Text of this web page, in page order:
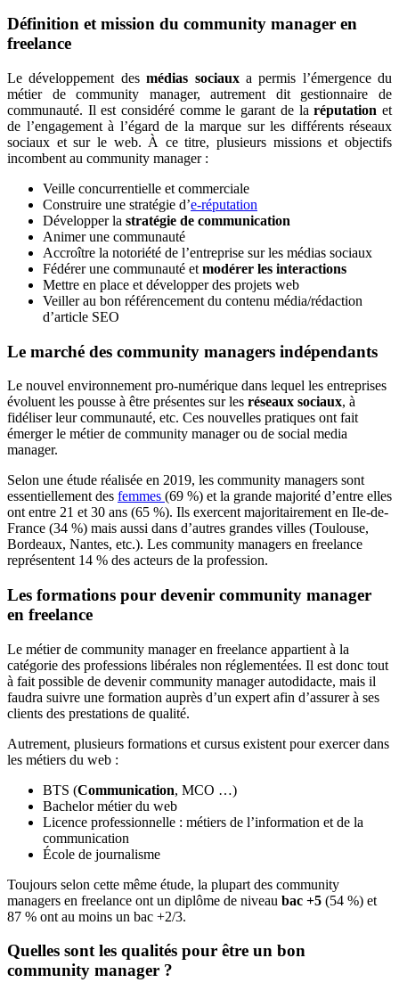
Définition et mission du community manager en
freelance
Le développement desmédias sociauxa permis l’émergence du
métier de community manager, autrement dit gestionnaire de
communauté. Il est considéré comme le garant de laréputation et
de l’engagement à l’égard de la marque sur les différents réseaux
sociaux et sur le web. À ce titre, plusieurs missions et objectifs
incombent au community manager :
Veille concurrentielle et commerciale
Construire une stratégie d’e-réputation
Développer la stratégie de communication
Animer une communauté
Accroître la notoriété de l’entreprise sur les médias sociaux
Fédérer une communauté et modérer les interactions
Mettre en place et développer des projets web
Veiller au bon référencement du contenu média/rédaction
d’article SEO
Le marché des community managers indépendants
Le nouvel environnement pro-numérique dans lequel les entreprises
évoluent les pousse à être présentes sur les réseaux sociaux, à
fidéliser leur communauté, etc. Ces nouvelles pratiques ont fait
émerger le métier de community manager ou de social media
manager.
Selon une étude réalisée en 2019, les community managers sont
essentiellement des femmes (69 %) et la grande majorité d’entre elles
ont entre 21 et 30 ans (65 %). Ils exercent majoritairement en Ile-de-
France (34 %) mais aussi dans d’autres grandes villes (Toulouse,
Bordeaux, Nantes, etc.). Les community managers en freelance
représentent 14 % des acteurs de la profession.
Les formations pour devenir community manager
en freelance
Le métier de community manager en freelance appartient à la
catégorie des professions libérales non réglementées. Il est donc tout
à fait possible de devenir community manager autodidacte, mais il
faudra suivre une formation auprès d’un expert afin d’assurer à ses
clients des prestations de qualité.
Autrement, plusieurs formations et cursus existent pour exercer dans
les métiers du web :
BTS (Communication, MCO …)
Bachelor métier du web
Licence professionnelle : métiers de l’information et de la
communication
École de journalisme
Toujours selon cette même étude, la plupart des community
managers en freelance ont un diplôme de niveau bac +5 (54 %) et
87 % ont au moins un bac +2/3.
Quelles sont les qualités pour être un bon
community manager ?